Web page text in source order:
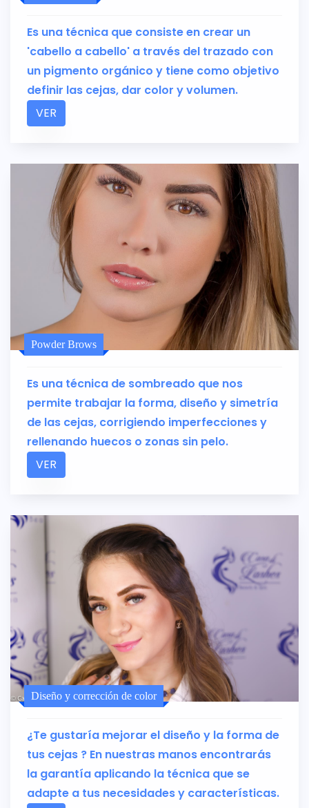
Es una técnica que consiste en crear un
'cabello a cabello' a través del trazado con
un pigmento orgánico y tiene como objetivo
definir las cejas, dar color y volumen.
VER
Powder Brows
Es una técnica de sombreado que nos
permite trabajar la forma, diseño y simetría
de las cejas, corrigiendo imperfecciones y
rellenando huecos o zonas sin pelo.
VER
Diseño y corrección de color
¿Te gustaría mejorar el diseño y la forma de
tus cejas ? En nuestras manos encontrarás
la garantía aplicando la técnica que se
adapte a tus necesidades y características.